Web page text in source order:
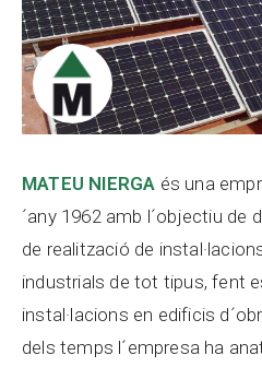
MATEU NIERGA és una
´any 1962 amb l´objectiu de
de realització de
industrials de tot tipus, fent
instal·lacions en edificis
dels temps l´empresa ha